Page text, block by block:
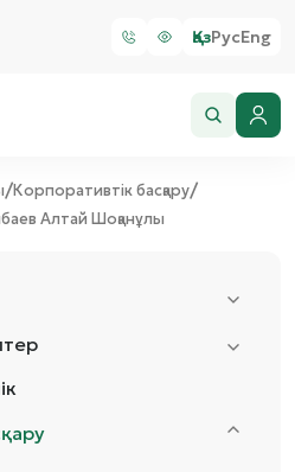
ҚазРусEng
/Корпоративтік басқару/
Алтай Шоқанұлы